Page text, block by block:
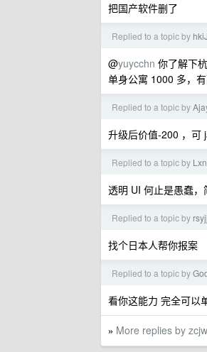
把国产软件删了
Replied to a topic by
@yuycchn 你了解下
单身公寓 1000 多，
Replied to a topic by
升级后价值-200 ，可
Replied to a topic by
透明 UI 何止是愚蠢，
Replied to a topic by
找个日本人帮你报案
Replied to a topic by
看你这能力 完全可以
» More replies by